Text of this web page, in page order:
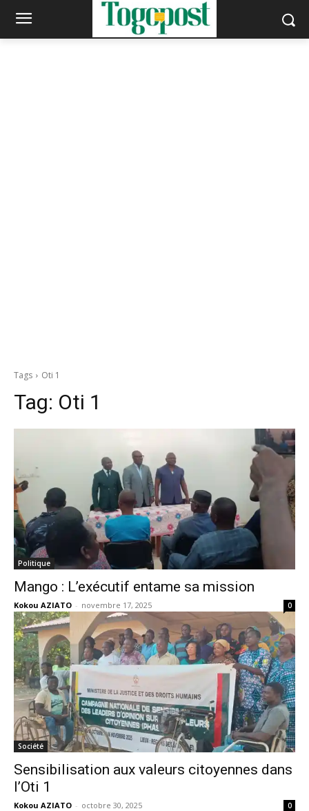
Tags Oti 1
Tag: Oti 1
Politique
Mango : L’exécutif entame sa mission
Kokou AZIATO - novembre 17, 2025 0
Société
Sensibilisation aux valeurs citoyennes dans
l’Oti 1
Kokou AZIATO - octobre 30, 2025 0